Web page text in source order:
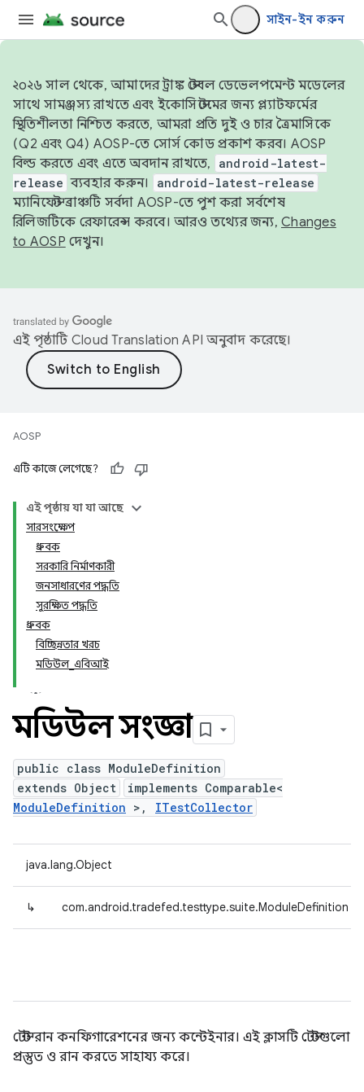
সাইন-ইন করুন
২০২৬ সাল থেকে, আমাদের ট্রাঙ্ক স্টেবল ডেভেলপমেন্ট মডেলের
সাথে সামঞ্জস্য রাখতে এবং ইকোসিস্টেমের জন্য প্ল্যাটফর্মের
স্থিতিশীলতা নিশ্চিত করতে, আমরা প্রতি দুই ও চার ত্রৈমাসিকে
(Q2 এবং Q4) AOSP-তে সোর্স কোড প্রকাশ করব। AOSP
বিল্ড করতে এবং এতে অবদান রাখতে,
android-latest-
release ব্যবহার করুন। android-latest-release
ম্যানিফেস্ট ব্রাঞ্চটি সর্বদা AOSP-তে পুশ করা সর্বশেষ
রিলিজটিকে রেফারেন্স করবে। আরও তথ্যের জন্য, Changes
to AOSP দেখুন।
এই পৃষ্ঠাটি Cloud Translation API অনুবাদ করেছে।
AOSP
এটি কাজে লেগেছে?
এই পৃষ্ঠায় যা যা আছে
সারসংক্ষেপ
ধ্রুবক
সরকারি নির্মাণকারী
জনসাধারণের পদ্ধতি
সুরক্ষিত পদ্ধতি
ধ্রুবক
বিচ্ছিন্নতার খরচ
মডিউল_এবিআই
মডিউল সংজ্ঞা
public class ModuleDefinition
extends Object
implements Comparable<
ModuleDefinition >, ITestCollector
java.lang.Object
↳ com.android.tradefed.testtype.suite.ModuleDefinition
টেস্ট রান কনফিগারেশনের জন্য কন্টেইনার। এই ক্লাসটি টেস্টগুলো
প্রস্তুত ও রান করতে সাহায্য করে।